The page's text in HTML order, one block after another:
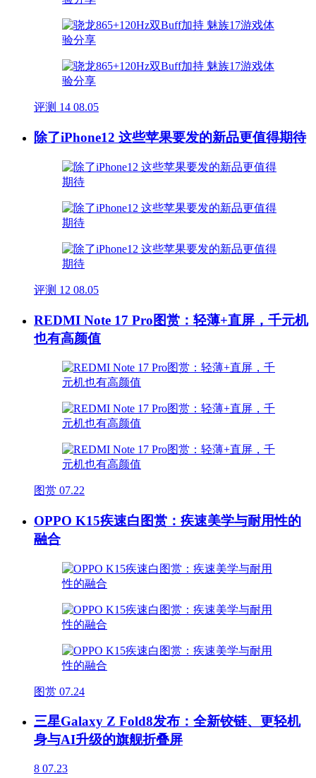
评测 14 08.05
除了iPhone12 这些苹果要发的新品更值得期待
评测 12 08.05
REDMI Note 17 Pro图赏：轻薄+直屏，千元机
也有高颜值
图赏 07.22
OPPO K15疾速白图赏：疾速美学与耐用性的
融合
图赏 07.24
三星Galaxy Z Fold8发布：全新铰链、更轻机
身与AI升级的旗舰折叠屏
8 07.23